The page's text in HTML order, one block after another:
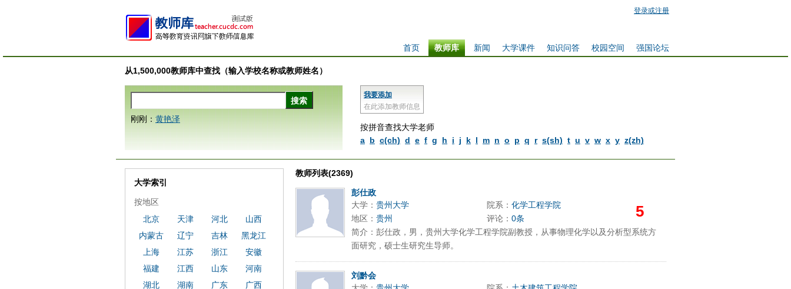
登录或注册
强国论坛
校园空间
知识问答
大学课件
新闻
教师库
首页
从1,500,000教师库中查找（输入学校名称或教师姓名）
我要添加
在此添加教师信息
按拼音查找大学老师
a b c(ch) d e f g h i j k l m n o p q r s(sh) t u v w x y z(zh)
刚刚： 黄艳泽
教师列表(2369)
彭仕政
大学： 贵州大学 院系： 化学工程学院 5
地区： 贵州 评论： 0条
简介：彭仕政，男，贵州大学化学工程学院副教授，从事物理化学以及分析型系统方
面研究，硕士生研究生导师。
刘黔会
大学索引
按地区
北京
天津 河北
山西
内蒙古
辽宁 吉林
黑龙江
上海
江苏 浙江
安徽
福建
江西 山东
河南
湖北
湖南 广东
广西